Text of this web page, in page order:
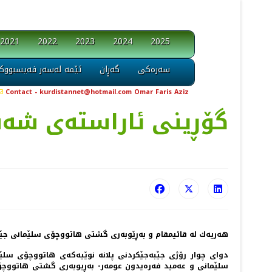
2021 2022 2023 2024
2025
ئێمە لەسەر گەڕان سەرەکی
Contact - kurdistannet@hotmail.com Omar Faris Aziz
گۆڕینی ئاراسته‌ی
هه‌ریه‌ك له‌ قائیمقام و به‌ڕێوبه‌ری گشتی هاتووچۆی سلێمانی
سلێمانی و عه‌مید فه‌ره‌یدون عومه‌ر- به‌ڕیوبه‌ری گشتی هاتووچۆ